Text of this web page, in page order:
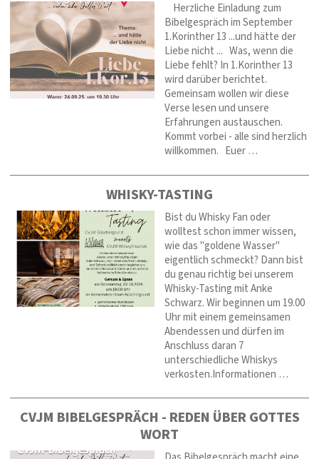
Herzliche Einladung zum
Bibelgespräch im September
1.Korinther 13 ...und hätte der
Liebe nicht ... Was, wenn die
Liebe fehlt? In 1.Korinther 13
wird darüber berichtet.
Gemeinsam wollen wir diese
Verse lesen und unsere
Erfahrungen austauschen.
Kommt vorbei - alle sind herzlich
willkommen. Euer …
WHISKY-TASTING
Bist du Whisky Fan oder
wolltest schon immer wissen,
wie das "goldene Wasser"
eigentlich schmeckt? Dann bist
du genau richtig bei unserem
Whisky-Tasting mit Anke
Schwarz. Wir beginnen um 19.00
Uhr mit einem gemeinsamen
Abendessen und dürfen im
Anschluss daran 7
unterschiedliche Whiskys
verkosten.Informationen …
CVJM BIBELGESPRÄCH - REDEN ÜBER GOTTES
WORT